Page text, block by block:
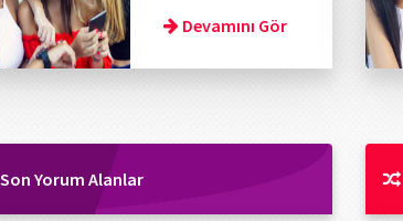
Devamını Gör
Yorum Alanlar